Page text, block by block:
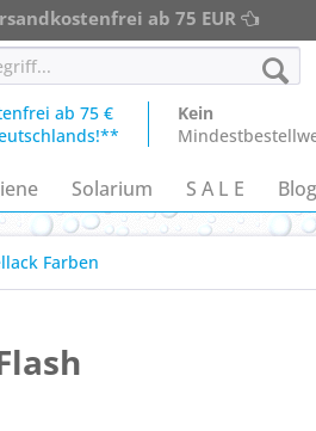
ab 75 EUR
ab 75 €
Kein
Solarium S A L E Blog
Farben